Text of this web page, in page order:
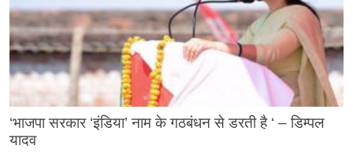
‘भाजपा सरकार ‘इंडिया’ नाम के गठबंधन से डरती है ‘ – डिम्पल
यादव